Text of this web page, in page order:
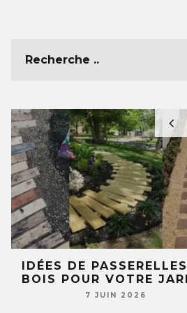
IDÉES DE
BOIS POUR VOTRE
7 JUIN 2026